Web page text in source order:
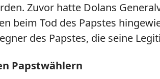
Zuvor hatte Dolans
beim Tod des Papstes
des Papstes, die seine
Papstwählern